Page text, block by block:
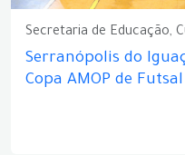
Secretaria de Educação,
Serranópolis do
Copa AMOP de Futsal